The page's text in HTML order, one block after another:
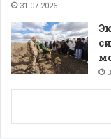
31.07.2026